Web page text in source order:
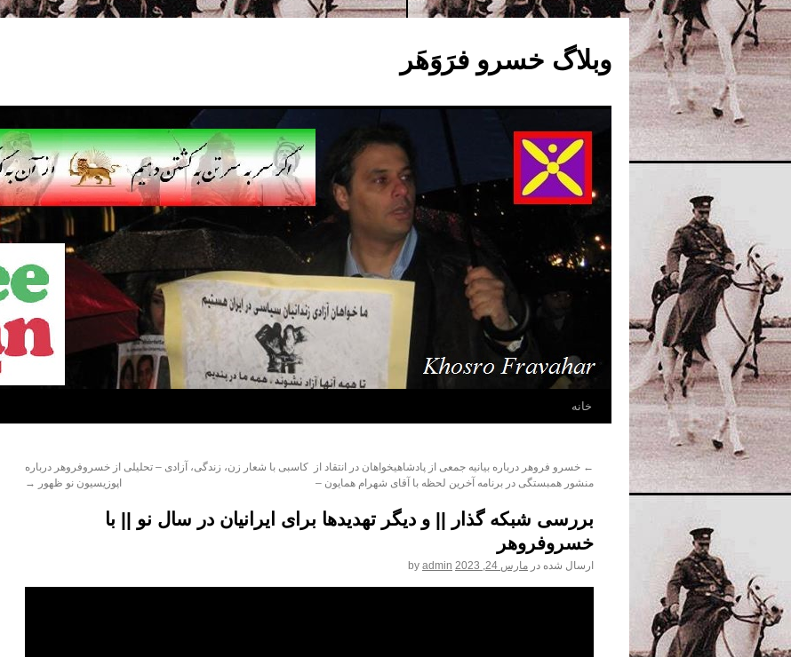
وبلاگ خسرو فرَوَهَر
رفتن
نوشته‌ها
خانه
← خسرو فروهر درباره بیانیه جمعی از پادشاهیخواهان در انتقاد از
منشور همبستگی در برنامه آخرین لحظه با آقای شهرام همایون –
کاسبی با شعار زن، زندگی، آزادی – تحلیلی از خسروفروهر درباره
اپوزیسیون نو ظهور →
بررسی شبکه گذار || و دیگر تهدیدها برای ایرانیان در سال نو || با
خسروفروهر
ارسال شده در مارس 24, 2023 by admin